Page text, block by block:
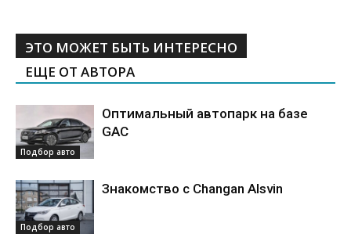
ЭТО МОЖЕТ БЫТЬ ИНТЕРЕСНО
ЕЩЕ ОТ АВТОРА
Подбор авто
Оптимальный автопарк на базе
GAC
Подбор авто
Знакомство с Changan Alsvin